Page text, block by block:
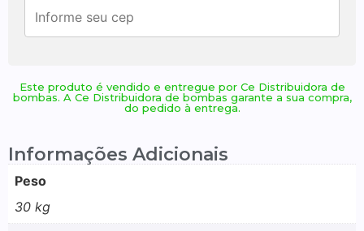
Este produto é vendido e entregue por Ce Distribuidora de
bombas. A Ce Distribuidora de bombas garante a sua compra,
do pedido à entrega.
Informações Adicionais
Peso
30 kg